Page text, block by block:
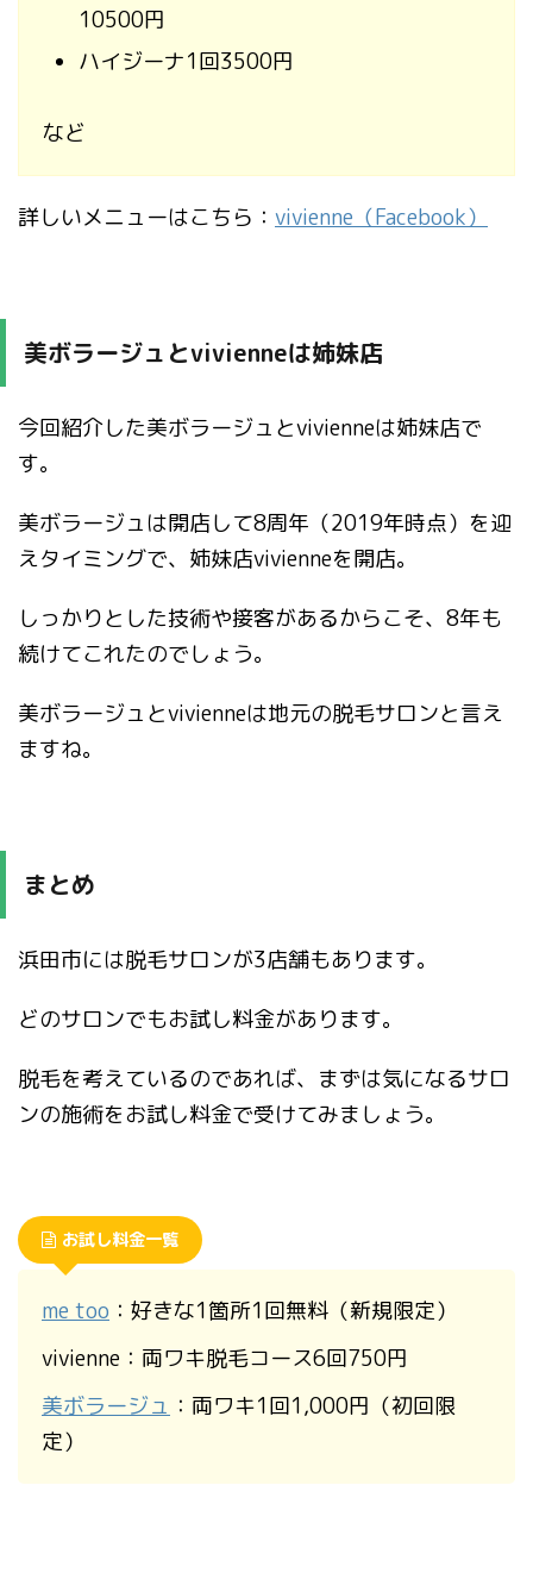
10500円
ハイジーナ1回3500円
など
詳しいメニューはこちら： vivienne（Facebook）
美ボラージュとvivienneは姉妹店
今回紹介した美ボラージュとvivienneは姉妹店で
す。
美ボラージュは開店して8周年（2019年時点）を迎
えタイミングで、姉妹店vivienneを開店。
しっかりとした技術や接客があるからこそ、8年も
続けてこれたのでしょう。
美ボラージュとvivienneは地元の脱毛サロンと言え
ますね。
まとめ
浜田市には脱毛サロンが3店舗もあります。
どのサロンでもお試し料金があります。
脱毛を考えているのであれば、まずは気になるサロ
ンの施術をお試し料金で受けてみましょう。
お試し料金一覧
me too ：好きな1箇所1回無料（新規限定）
vivienne：両ワキ脱毛コース6回750円
美ボラージュ ：両ワキ1回1,000円（初回限
定）